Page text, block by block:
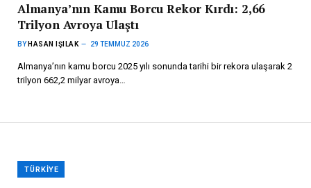
Almanya’nın Kamu Borcu Rekor Kırdı: 2,66
Trilyon Avroya Ulaştı
BY HASAN IŞILAK 29 TEMMUZ 2026
Almanya’nın kamu borcu 2025 yılı sonunda tarihi bir rekora ulaşarak 2
trilyon 662,2 milyar avroya…
TÜRKIYE